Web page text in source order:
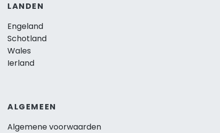
LANDEN
Engeland
Schotland
Wales
Ierland
ALGEMEEN
Algemene voorwaarden